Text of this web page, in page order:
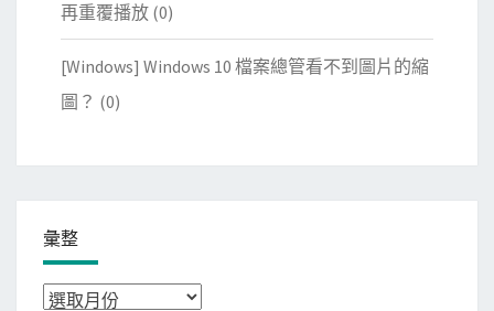
再重覆播放 (0)
[Windows] Windows 10 檔案總管看不到圖片的縮
圖？ (0)
彙整
彙